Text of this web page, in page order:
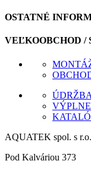
OSTATNÉ
VEĽKOOBCHOD /
ÚDRŽBA
VÝPLNE
AQUATEK spol. s r.o.
Pod Kalváriou 373